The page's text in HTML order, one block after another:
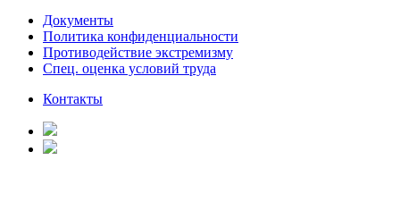
Документы
Политика конфиденциальности
Противодействие экстремизму
Спец. оценка условий труда
Контакты